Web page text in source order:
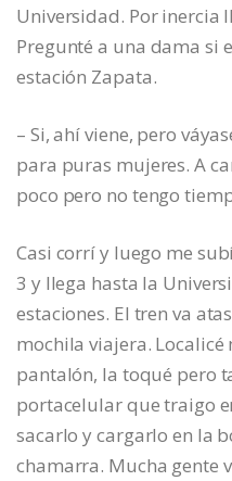
Universidad. Por inercia
Pregunté a una dama si
estación Zapata.
– Si, ahí viene, pero
para puras mujeres. A
poco pero no tengo
Casi corrí y luego me
3 y llega hasta la
estaciones. El tren va
mochila viajera.
pantalón, la toqué pero
portacelular que traigo
sacarlo y cargarlo en la
chamarra. Mucha gente